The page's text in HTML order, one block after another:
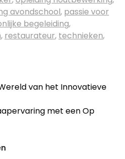
avondschool, passie voor
begeleiding,
, restaurateur, technieken,
van het Innovatieve
met een Op